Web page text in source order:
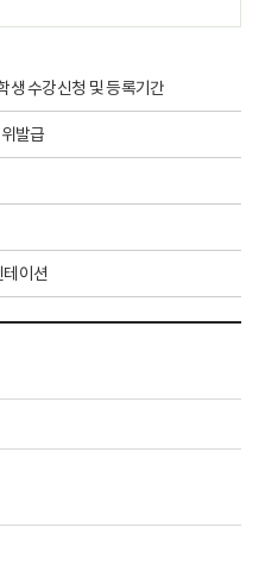
생 수강신청 및 등록기간
발급
이션